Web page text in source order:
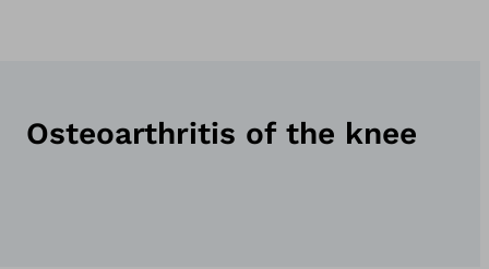
Osteoarthritis of the knee